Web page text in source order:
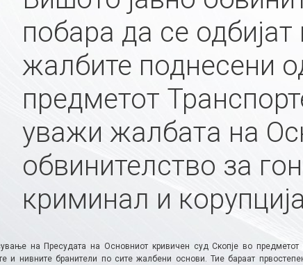
побара да се
жалбите поднесени
предметот
уважи жалбата на
обвинителство за
криминал и корупција
на Пресудата на Основниот кривичен суд Скопје во предметот
и нивните бранители по сите жалбени основи. Тие бараат